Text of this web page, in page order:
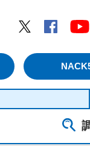
Twitter